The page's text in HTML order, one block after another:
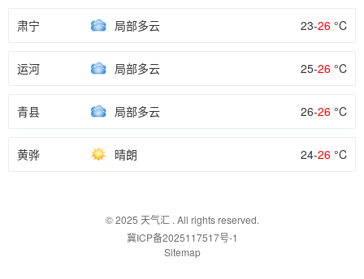
肃宁 局部多云 23-26 °C
运河 局部多云 25-26 °C
青县 局部多云 26-26 °C
黄骅 晴朗 24-26 °C
© 2025 天气汇. All rights reserved.
冀ICP备2025117517号-1
Sitemap